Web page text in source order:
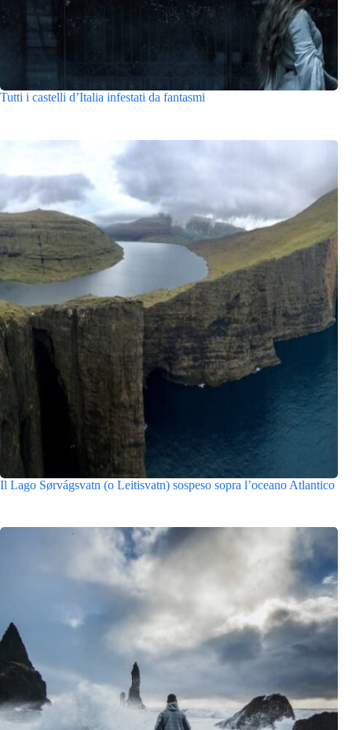
Tutti i castelli d’Italia infestati da fantasmi
Il Lago Sørvágsvatn (o Leitisvatn) sospeso sopra l’oceano Atlantico